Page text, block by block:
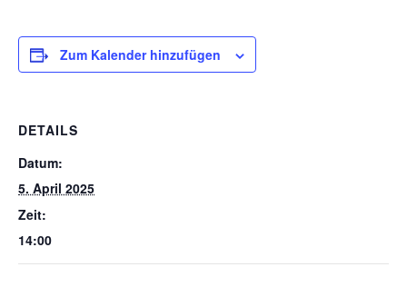
Zum Kalender hinzufügen
DETAILS
Datum:
5. April 2025
Zeit:
14:00